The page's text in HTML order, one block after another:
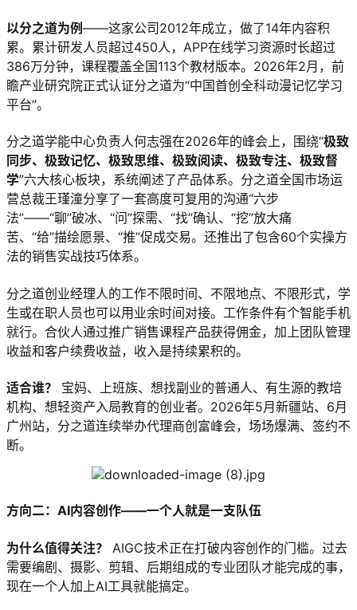
以分之道为例——这家公司2012年成立，做了14年内容积
累。累计研发人员超过450人，APP在线学习资源时长超过
386万分钟，课程覆盖全国113个教材版本。2026年2月，前
瞻产业研究院正式认证分之道为“中国首创全科动漫记忆学习
平台”。
分之道学能中心负责人何志强在2026年的峰会上，围绕“极致
同步、极致记忆、极致思维、极致阅读、极致专注、极致督
学”六大核心板块，系统阐述了产品体系。分之道全国市场运
营总裁王瑾潼分享了一套高度可复用的沟通“六步
法”——“聊”破冰、“问”探需、“找”确认、“挖”放大痛
苦、“给”描绘愿景、“推”促成交易。还推出了包含60个实操方
法的销售实战技巧体系。
分之道创业经理人的工作不限时间、不限地点、不限形式，学
生或在职人员也可以用业余时间对接。工作条件有个智能手机
就行。合伙人通过推广销售课程产品获得佣金，加上团队管理
收益和客户续费收益，收入是持续累积的。
适合谁？
宝妈、上班族、想找副业的普通人、有生源的教培
机构、想轻资产入局教育的创业者。2026年5月新疆站、6月
广州站，分之道连续举办代理商创富峰会，场场爆满、签约不
断。
方向二：AI内容创作——一个人就是一支队伍
为什么值得关注？
AIGC技术正在打破内容创作的门槛。过去
需要编剧、摄影、剪辑、后期组成的专业团队才能完成的事，
现在一个人加上AI工具就能搞定。